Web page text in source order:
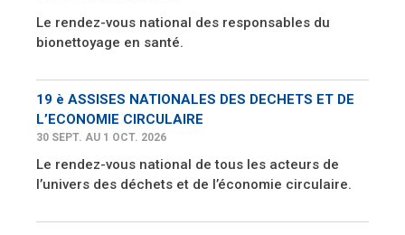
Le rendez-vous national des responsables du
bionettoyage en santé.
19 è ASSISES NATIONALES DES DECHETS ET DE
L’ECONOMIE CIRCULAIRE
30 SEPT. AU 1 OCT. 2026
Le rendez-vous national de tous les acteurs de
l’univers des déchets et de l’économie circulaire.